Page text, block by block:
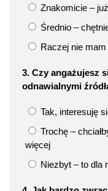
Znakomicie –
Średnio –
Raczej nie
3. Czy angażujesz
odnawialnymi
Tak, interesuję
Trochę –
więcej
Niezbyt – to dla